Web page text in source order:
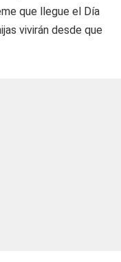
que llegue el Día
vivirán desde que